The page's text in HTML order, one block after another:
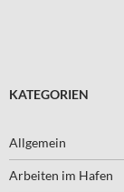
KATEGORIEN
Allgemein
Arbeiten im Hafen